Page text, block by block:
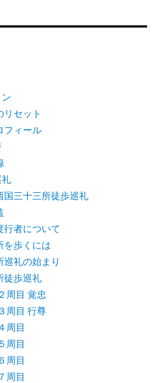
リセット
フィール
礼
国三十三所徒歩巡礼
行者について
を歩くには
巡礼の始まり
徒歩巡礼
周目 覚忠
周目 行尊
周目
周目
周目
周目